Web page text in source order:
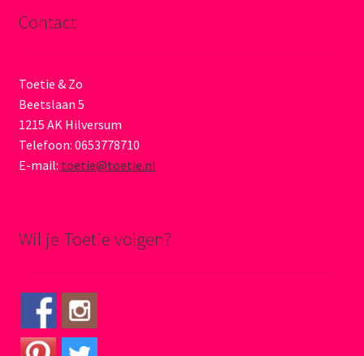
Contact
Toetie & Zo
Beetslaan 5
1215 AK Hilversum
Telefoon: 0653778710
E-mail: toetie@toetie.nl
Wil je Toetie volgen?